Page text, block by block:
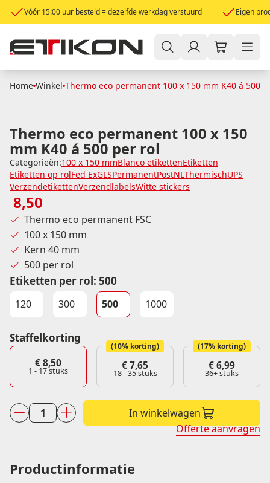
Vóór 15:00 uur besteld = dezelfde werkdag verstuurd Eigen
Home Winkel Thermo eco permanent 100 x 150 mm K40 á 500
Thermo eco permanent 100 x 150
mm K40 á 500 per rol
Categorieën:100 x 150 mmBlanco etikettenEtiketten
Etiketten op rolFed ExGLSPermanentPostNLThermischUPS
VerzendetikettenVerzendlabelsWitte stickers
8,50
Thermo eco permanent FSC
100 x 150 mm
Kern 40 mm
500 per rol
Etiketten per rol: 500
120 300 500 1000
Staffelkorting
€8,50
1 - 17stuks €7,65
(10% korting)
18 - 35 stuks
€6,99
(17% korting)
36+ stuks
Thermo
100
In winkelwagen
Offerte aanvragen
Productinformatie